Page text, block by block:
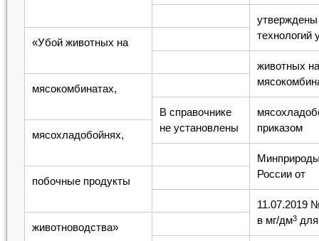
технологий
«Убой животных на
животных на
мясокомбинатах,
В справочнике
не установлены
приказом
мясохладобойнях,
России от
побочные продукты
11.07.2019
в мг/дм3для
животноводства»